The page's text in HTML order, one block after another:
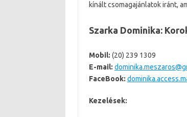
kínált csomagajánlatok iránt,
Szarka Dominika:
Mobil: (20) 239 1309
E-mail:
FaceBook:
Kezelések: